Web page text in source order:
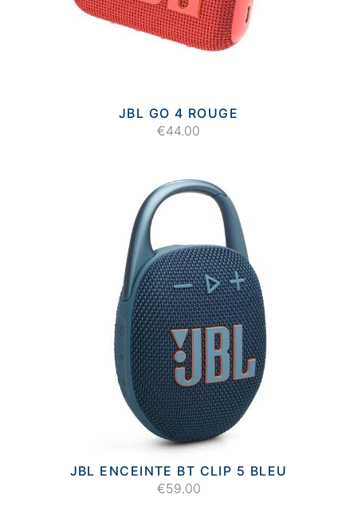
JBL GO 4 ROUGE
€44.00
JBL ENCEINTE BT CLIP 5 BLEU
€59.00